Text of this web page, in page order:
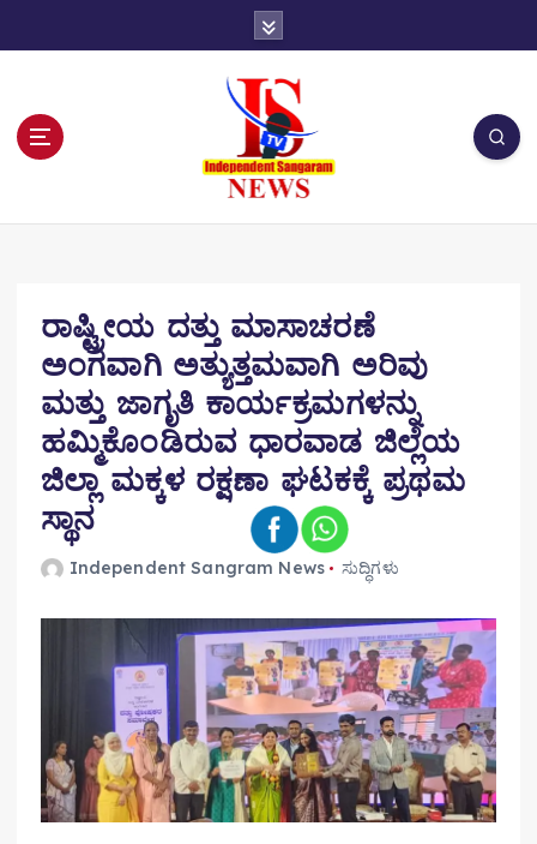
ರಾಷ್ಟ್ರೀಯ ದತ್ತು ಮಾಸಾಚರಣೆ
ಅಂಗವಾಗಿ ಅತ್ಯುತ್ತಮವಾಗಿ ಅರಿವು
ಮತ್ತು ಜಾಗೃತಿ ಕಾರ್ಯಕ್ರಮಗಳನ್ನು
ಹಮ್ಮಿಕೊಂಡಿರುವ ಧಾರವಾಡ ಜಿಲ್ಲೆಯ
ಜಿಲ್ಲಾ ಮಕ್ಕಳ ರಕ್ಷಣಾ ಘಟಕಕ್ಕೆ ಪ್ರಥಮ
ಸ್ಥಾನ
Independent Sangram News ಸುದ್ಧಿಗಳು